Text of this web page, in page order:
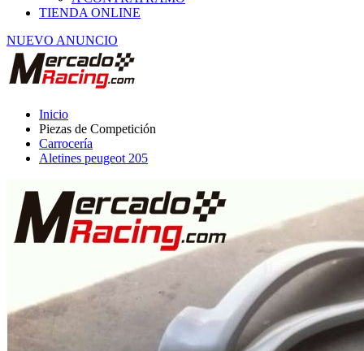
NUEVO ANUNCIO
Piezas de Competición
Carrocería
Aletines peugeot 205